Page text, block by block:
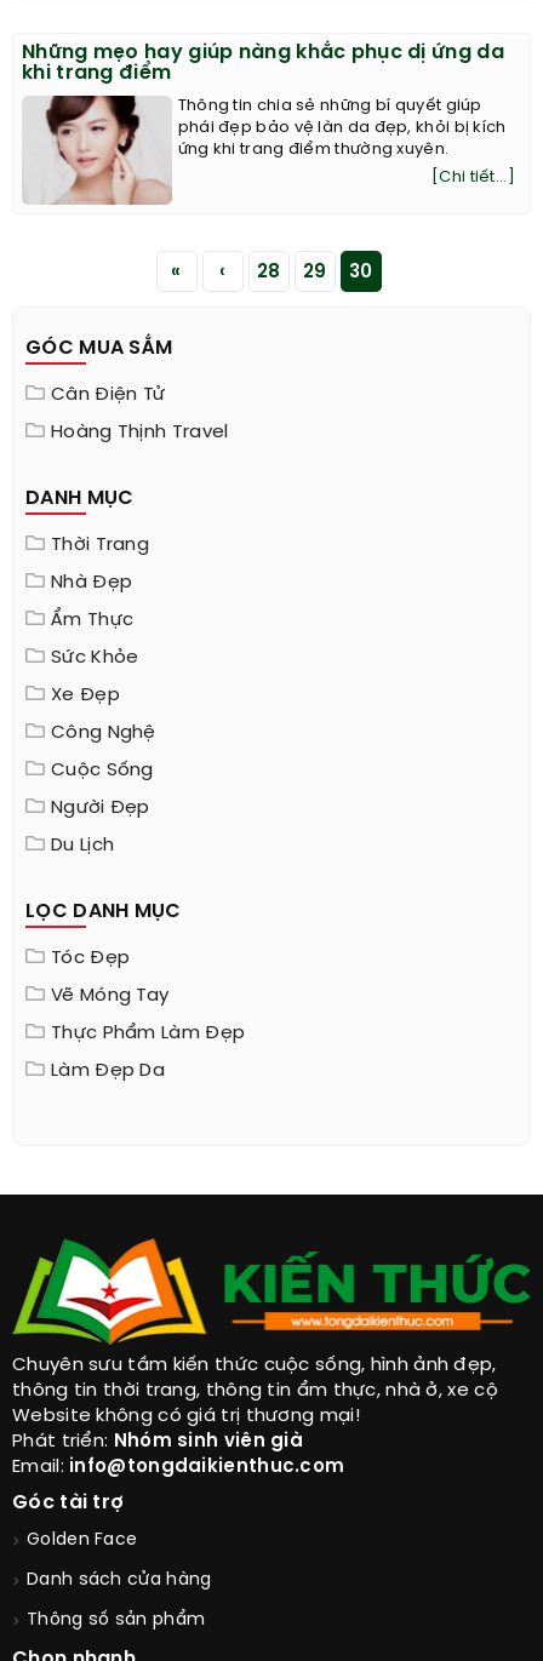
Những mẹo hay giúp nàng khắc phục dị ứng da
khi trang điểm
Thông tin chia sẻ những bí quyết giúp
phái đẹp bảo vệ làn da đẹp, khỏi bị kích
ứng khi trang điểm thường xuyên.
[Chi tiết...]
« ‹ 28 29 30
GÓC MUA SẮM
Cân Điện Tử
Hoàng Thịnh Travel
DANH MỤC
Thời Trang
Nhà Đẹp
Ẩm Thực
Sức Khỏe
Xe Đẹp
Công Nghệ
Cuộc Sống
Người Đẹp
Du Lịch
LỌC DANH MỤC
Tóc Đẹp
Vẽ Móng Tay
Thực Phẩm Làm Đẹp
Làm Đẹp Da
Chuyên sưu tầm kiến thức cuộc sống, hình ảnh đẹp,
thông tin thời trang, thông tin ẩm thực, nhà ở, xe cộ
Website không có giá trị thương mại!
Phát triển: Nhóm sinh viên già
Email: info@tongdaikienthuc.com
Góc tài trợ
Golden Face
Danh sách cửa hàng
Thông số sản phẩm